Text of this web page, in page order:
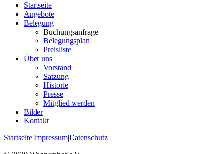
Startseite
Angebote
Belegung
Buchungsanfrage
Belegungsplan
Preisliste
Über uns
Vorstand
Satzung
Historie
Presse
Mitglied werden
Bilder
Kontakt
Startseite|Impressum|Datenschutz